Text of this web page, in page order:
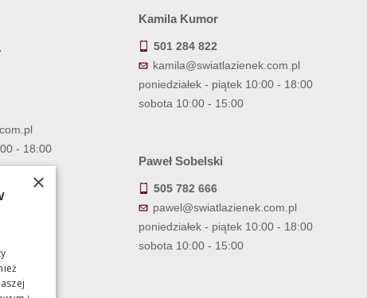
- 18:00
Kamila Kumor
501 284 822
kamila@swiatlazienek.com.pl
poniedziałek - piątek 10:00 - 18:00
sobota 10:00 - 15:00
Paweł Sobelski
505 782 666
pawel@swiatlazienek.com.pl
poniedziałek - piątek 10:00 - 18:00
sobota 10:00 - 15:00
×